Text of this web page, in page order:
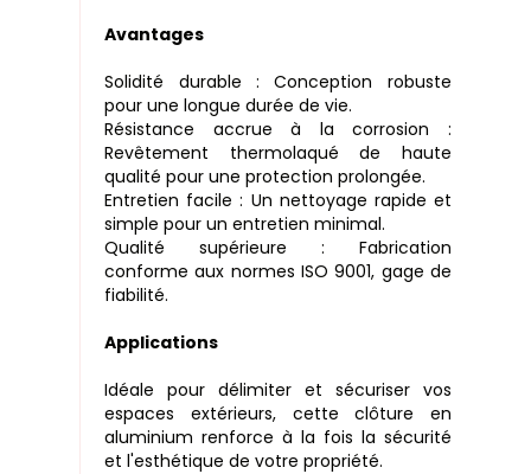
Avantages
Solidité durable : Conception robuste
pour une longue durée de vie.
Résistance accrue à la corrosion :
Revêtement thermolaqué de haute
qualité pour une protection prolongée.
Entretien facile : Un nettoyage rapide et
simple pour un entretien minimal.
Qualité supérieure : Fabrication
conforme aux normes ISO 9001, gage de
fiabilité.
Applications
Idéale pour délimiter et sécuriser vos
espaces extérieurs, cette clôture en
aluminium renforce à la fois la sécurité
et l'esthétique de votre propriété.